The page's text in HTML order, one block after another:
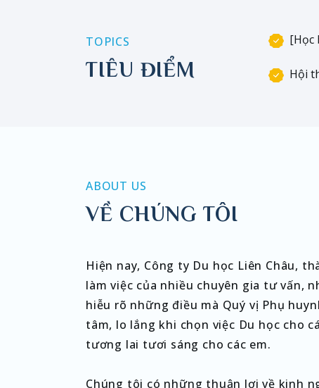
TOPICS
TIÊU ĐIỂM
[Học
Hội
ABOUT US
VỀ CHÚNG TÔI
Hiện nay, Công ty Du học Liên Châu,
làm việc của nhiều chuyên gia tư vấn,
hiễu rõ những điều mà Quý vị Phụ
tâm, lo lắng khi chọn việc Du học cho
tương lai tươi sáng cho các em.
Chúng tôi có những thuận lợi về kinh